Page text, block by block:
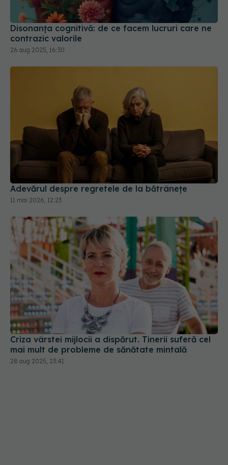
Disonanța cognitivă: de ce facem lucruri care ne
contrazic valorile
26 aug 2025, 16:30
Adevărul despre regretele de la bătrânețe
11 mai 2026, 12:23
Criza vârstei mijlocii a dispărut. Tinerii suferă cel
mai mult de probleme de sănătate mintală
28 aug 2025, 23:41